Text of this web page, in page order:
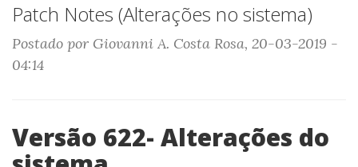
Patch Notes (Alterações no sistema)
Postado por Giovanni A. Costa Rosa, 20-03-2019 -
04:14
Versão 622- Alterações do